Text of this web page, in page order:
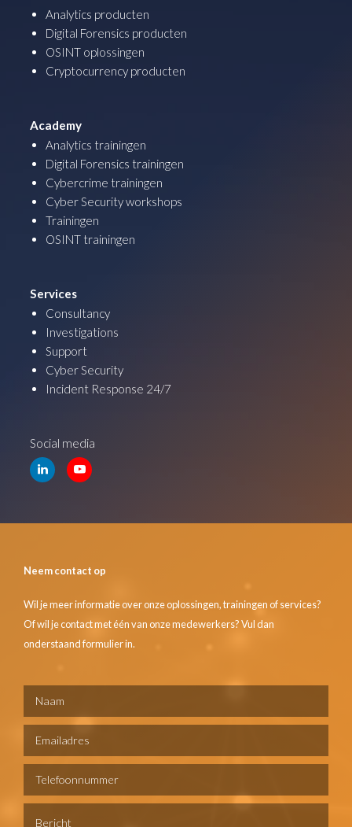
Analytics producten
Digital Forensics producten
OSINT oplossingen
Cryptocurrency producten
Academy
Analytics trainingen
Digital Forensics trainingen
Cybercrime trainingen
Cyber Security workshops
Trainingen
OSINT trainingen
Services
Consultancy
Investigations
Support
Cyber Security
Incident Response 24/7
Social media
Neem contact op
Wil je meer informatie over onze oplossingen, trainingen of services?
Of wil je contact met één van onze medewerkers? Vul dan
onderstaand formulier in.